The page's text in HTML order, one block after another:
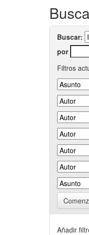
Buscar:
por
Filtros
Añadir